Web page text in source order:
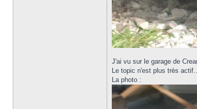
J'ai vu sur le garage de
Le topic n'est plus très
La photo :